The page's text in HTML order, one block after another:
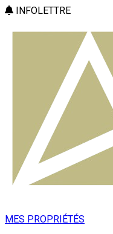
INFOLETTRE
MES PROPRIÉTÉS